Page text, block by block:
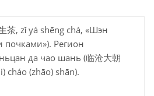
茶, zǐ yá shēng chá, «Шэн
почками»). Регион
да чао шань (临沧大朝
cháo (zhāo) shān).